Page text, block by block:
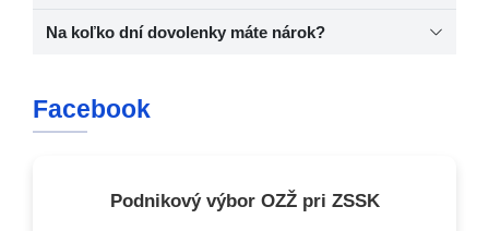
Na koľko dní dovolenky máte nárok?
Facebook
Podnikový výbor OZŽ pri ZSSK